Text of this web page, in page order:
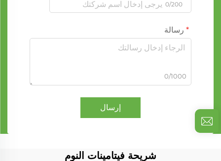
0/200
رسالة
0/1000
إرسال
شريحة فيتامينات النوم